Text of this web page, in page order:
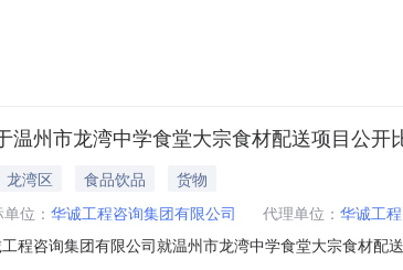
温州市龙湾中学食堂大宗食材配送项目公开
龙湾区 食品饮品
货物
位： 华诚工程咨询集团有限公司 代理单位： 华诚工
程咨询集团有限公司就温州市龙湾中学食堂大宗食材